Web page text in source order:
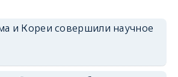
и Кореи совершили научное